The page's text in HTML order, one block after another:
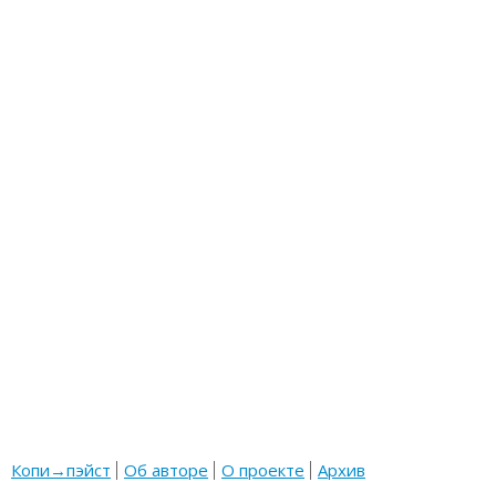
Копи→пэйст Об авторе О проекте Архив